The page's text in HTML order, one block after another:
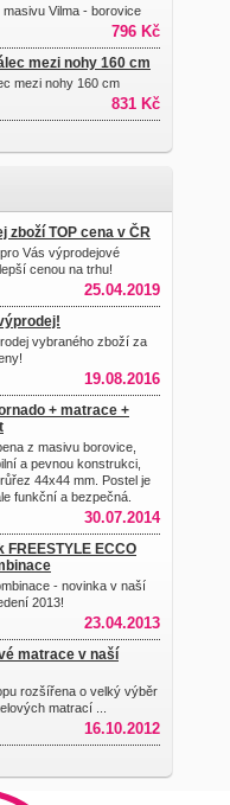
Vilma - borovice
796 Kč
mezi nohy 160 cm
mezi nohy 160 cm
831 Kč
zboží TOP cena v ČR
Vás výprodejové
cenou na trhu!
25.04.2019
vybraného zboží za
19.08.2016
+ matrace +
z masivu borovice,
a pevnou konstrukci,
44x44 mm. Postel je
funkční a bezpečná.
30.07.2014
FREESTYLE ECCO
- novinka v naší
2013!
23.04.2013
matrace v naší
rozšířena o velký výběr
matrací ...
16.10.2012